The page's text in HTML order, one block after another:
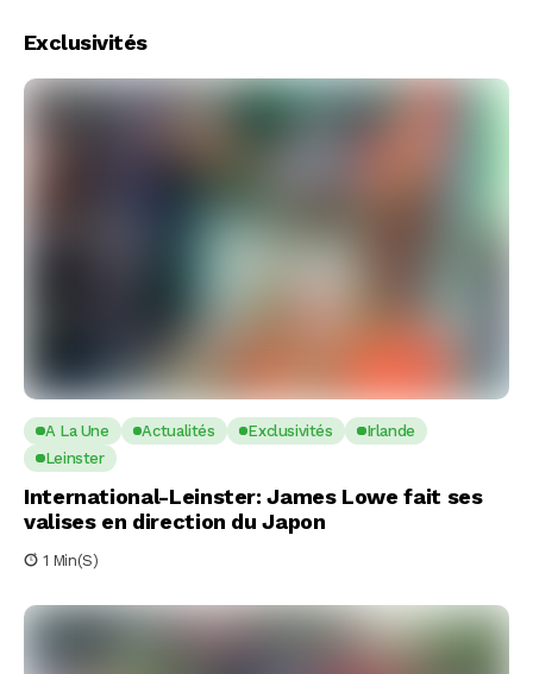
Exclusivités
A La Une Actualités Exclusivités
Irlande
Leinster
International-Leinster: James Lowe fait ses
valises en direction du Japon
1 Min(s)